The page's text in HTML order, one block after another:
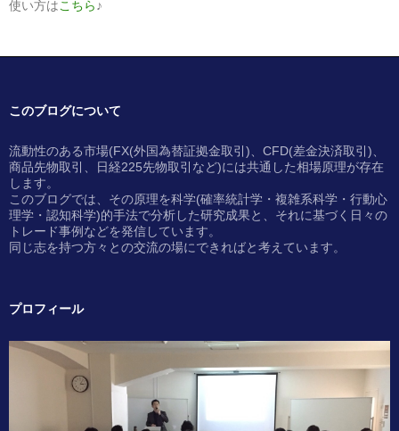
使い方はこちら♪
このブログについて
流動性のある市場(FX(外国為替証拠金取引)、CFD(差金決済取引)、
商品先物取引、日経225先物取引など)には共通した相場原理が存在
します。
このブログでは、その原理を科学(確率統計学・複雑系科学・行動心
理学・認知科学)的手法で分析した研究成果と、それに基づく日々の
トレード事例などを発信しています。
同じ志を持つ方々との交流の場にできればと考えています。
プロフィール